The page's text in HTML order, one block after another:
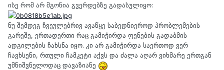
ისე რომ არ მგონია გვერდებზე გადასულიყო:
ნუ შემდეგ ჩვეულებრივ ავაწყე საბედნიეროდ პრობლემების
გარეშე, ერთადერთი რაც გამიჭირდა ფენების გადაბმის
ადგილების ჩახსნა იყო. კი არ გამიჭირდა საერთოდ ვერ
ჩავხსენი, რთული ჩამკეტი აქვს და ძალა აღარ ვიხმარე ერთგან
უმნიშვნელოდაც დავაზიანე